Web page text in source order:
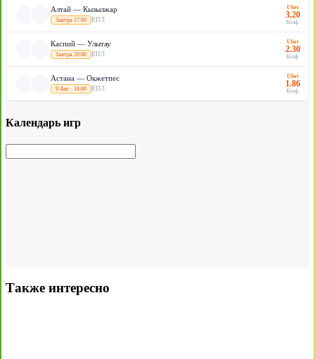
Алтай — Кызылжар
Завтра 17:00 КПЛ
Ubet
3.20
Коэф.
Каспий — Улытау
Завтра 20:00 КПЛ
Ubet
2.30
Коэф.
Астана — Окжетпес
9 Авг · 18:00 КПЛ
Ubet
1.86
Коэф.
Календарь игр
Также интересно